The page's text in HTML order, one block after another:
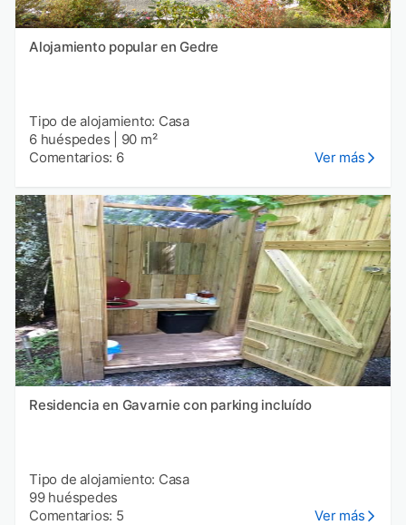
Alojamiento popular en Gedre
Tipo de alojamiento: Casa
6 huéspedes
90 m²
Comentarios: 6
Ver más
Residencia en Gavarnie con parking incluído
Tipo de alojamiento: Casa
99 huéspedes
Comentarios: 5
Ver más